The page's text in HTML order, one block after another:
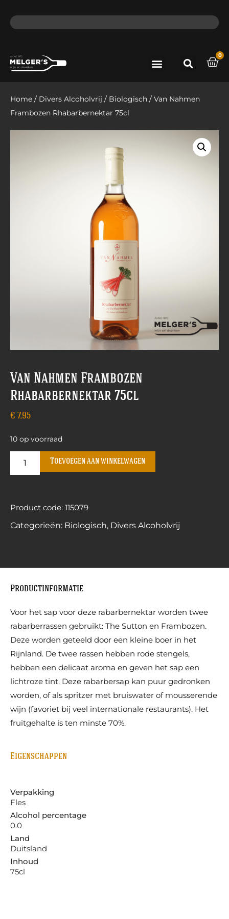
0
Home / Divers Alcoholvrij / Biologisch / Van Nahmen
Frambozen Rhabarbernektar 75cl
Van Nahmen Frambozen
Rhabarbernektar 75cl
€ 7,95
10 op voorraad
Toevoegen aan winkelwagen
Product code: 115079
Categorieën: Biologisch, Divers Alcoholvrij
Productinformatie
Voor het sap voor deze rabarbernektar worden twee
rabarberrassen gebruikt: The Sutton en Frambozen.
Deze worden geteeld door een kleine boer in het
Rijnland. De twee rassen hebben rode stengels,
hebben een delicaat aroma en geven het sap een
lichtroze tint. Deze rabarbersap kan puur gedronken
worden, of als spritzer met bruiswater of mousserende
wijn (favoriet bij veel internationale restaurants). Het
fruitgehalte is ten minste 70%.
Eigenschappen
Verpakking
Fles
Alcohol percentage
0.0
Land
Duitsland
Inhoud
75cl